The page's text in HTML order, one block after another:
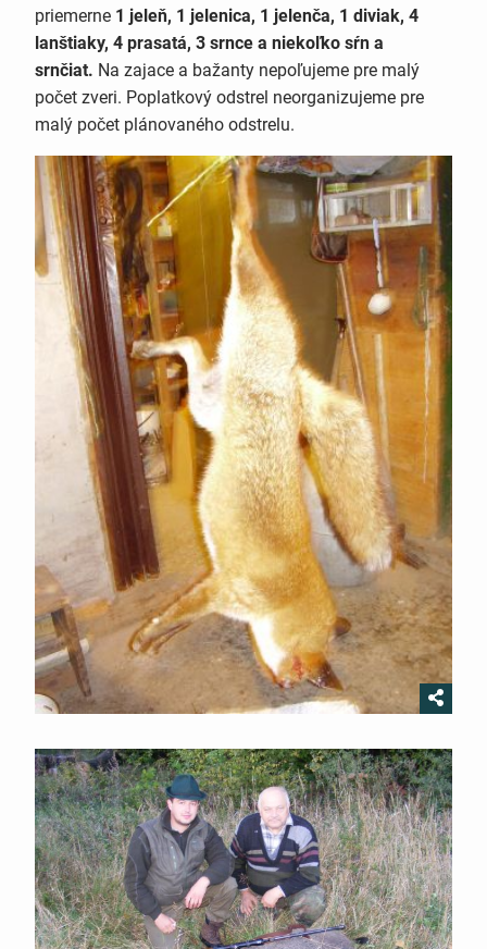
priemerne 1 jeleň, 1 jelenica, 1 jelenča, 1 diviak, 4
lanštiaky, 4 prasatá, 3 srnce a niekoľko sŕn a
srnčiat. Na zajace a bažanty nepoľujeme pre malý
počet zveri. Poplatkový odstrel neorganizujeme pre
malý počet plánovaného odstrelu.